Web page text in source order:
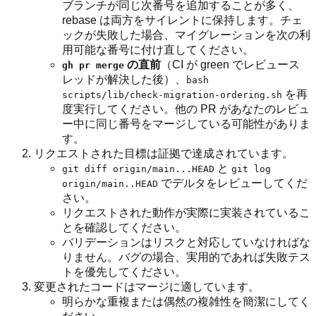
ブランチが同じ次番号を追加することが多く、
rebase は両方をサイレントに保持します。チェ
ックが失敗した場合、マイグレーションを次の利
用可能な番号に付け直してください。
gh pr merge の直前 （CI が green でレビュース
レッドが解決した後）、
bash
scripts/lib/check-migration-ordering.sh を再
度実行してください。他の PR があなたのレビュ
ー中に同じ番号をマージしている可能性がありま
す。
リクエストされた目標は証拠で達成されています。
git diff origin/main...HEAD と git log
origin/main..HEAD でデルタをレビューしてくだ
さい。
リクエストされた動作が実際に実装されているこ
とを確認してください。
バリデーションはリスクと対応していなければな
りません。バグの場合、実用的であれば失敗テス
トを優先してください。
変更されたコードはマージに適しています。
明らかな重複または偶然の複雑性を簡潔にしてく